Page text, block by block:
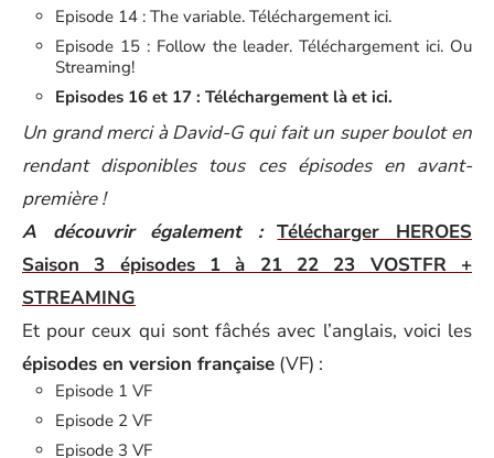
Episode 14 : The variable. Téléchargement ici.
Episode 15 : Follow the leader. Téléchargement ici. Ou
Streaming!
Episodes 16 et 17 : Téléchargement là et ici.
Un grand merci à David-G qui fait un super boulot en
rendant disponibles tous ces épisodes en avant-
première !
A découvrir également : Télécharger HEROES
Saison 3 épisodes 1 à 21 22 23 VOSTFR +
STREAMING
Et pour ceux qui sont fâchés avec l’anglais, voici les
épisodes en version française (VF) :
Episode 1 VF
Episode 2 VF
Episode 3 VF